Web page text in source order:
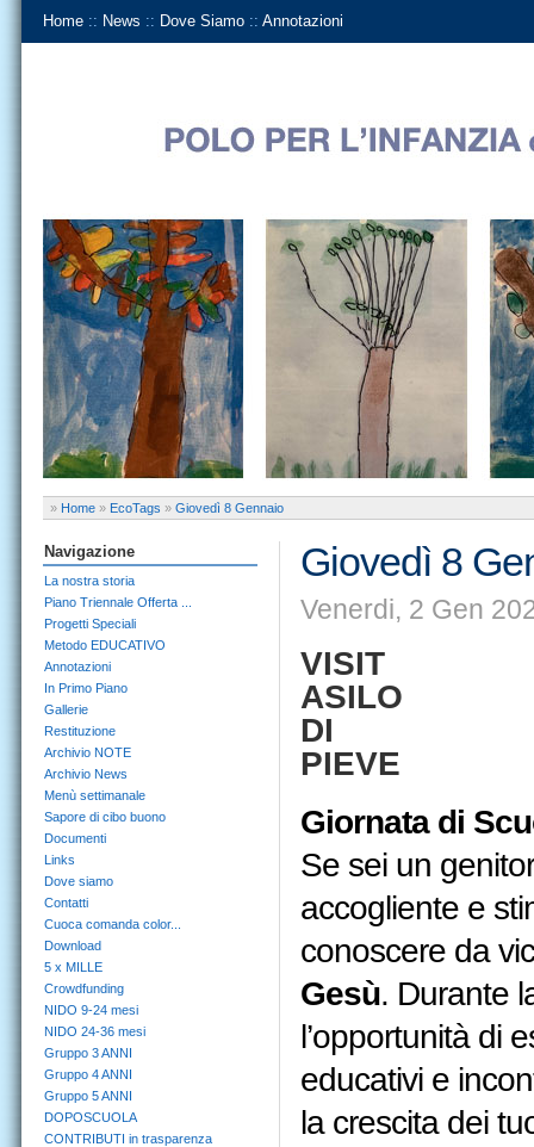
Home :: News :: Dove Siamo :: Annotazioni
» Home » EcoTags » Giovedì 8 Gennaio
Giovedì 8
Venerdi, 2 Gen
VISIT
ASILO
DI
PIEVE
Giornata di
Se sei un
accogliente e
conoscere da
Gesù. Durante
l’opportunità di
educativi e
la crescita dei
Navigazione
La nostra storia
Piano Triennale Offerta ...
Progetti Speciali
Metodo EDUCATIVO
Annotazioni
In Primo Piano
Gallerie
Restituzione
Archivio NOTE
Archivio News
Menù settimanale
Sapore di cibo buono
Documenti
Links
Dove siamo
Contatti
Cuoca comanda color...
Download
5 x MILLE
Crowdfunding
NIDO 9-24 mesi
NIDO 24-36 mesi
Gruppo 3 ANNI
Gruppo 4 ANNI
Gruppo 5 ANNI
DOPOSCUOLA
CONTRIBUTI in trasparenza